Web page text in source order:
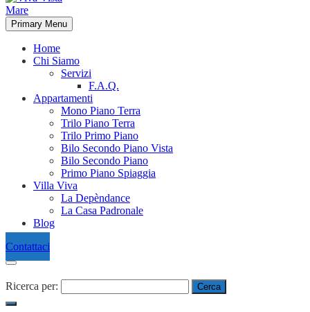
Primary Menu
Home
Chi Siamo
Servizi
F.A.Q.
Appartamenti
Mono Piano Terra
Trilo Piano Terra
Trilo Primo Piano
Bilo Secondo Piano Vista
Bilo Secondo Piano
Primo Piano Spiaggia
Villa Viva
La Depèndance
La Casa Padronale
Blog
Contattaci
Ricerca per: